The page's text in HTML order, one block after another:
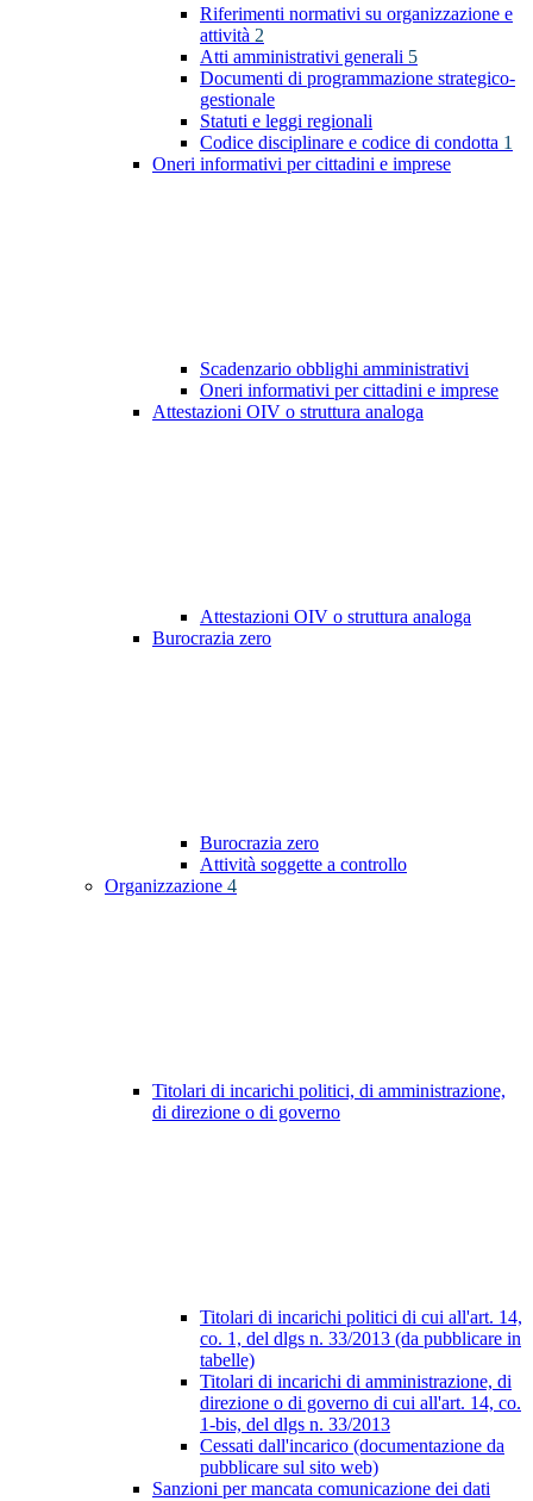
Riferimenti normativi su organizzazione e
attività 2
Atti amministrativi generali 5
Documenti di programmazione strategico-
gestionale
Statuti e leggi regionali
Codice disciplinare e codice di condotta 1
Oneri informativi per cittadini e imprese
Scadenzario obblighi amministrativi
Oneri informativi per cittadini e imprese
Attestazioni OIV o struttura analoga
Attestazioni OIV o struttura analoga
Burocrazia zero
Burocrazia zero
Attività soggette a controllo
Organizzazione 4
Titolari di incarichi politici, di amministrazione,
di direzione o di governo
Titolari di incarichi politici di cui all'art. 14,
co. 1, del dlgs n. 33/2013 (da pubblicare in
tabelle)
Titolari di incarichi di amministrazione, di
direzione o di governo di cui all'art. 14, co.
1-bis, del dlgs n. 33/2013
Cessati dall'incarico (documentazione da
pubblicare sul sito web)
Sanzioni per mancata comunicazione dei dati